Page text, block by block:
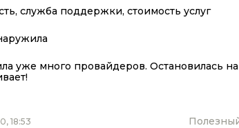
служба поддержки, стоимость услуг
уже много провайдеров. Остановилась
18:53